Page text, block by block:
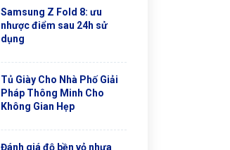
Samsung Z Fold 8: ưu
nhược điểm sau 24h sử
dụng
Tủ Giày Cho Nhà Phố Giải
Pháp Thông Minh Cho
Không Gian Hẹp
Đánh giá độ bền vỏ nhựa